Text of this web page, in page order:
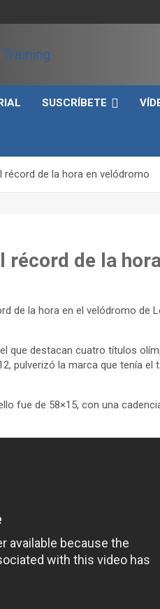
SUSCRÍBETE
récord de la hora en velódromo
récord de la
de la hora en el velódromo de
que destacan cuatro títulos
pulverizó la marca que tenía
fue de 58×15, con una